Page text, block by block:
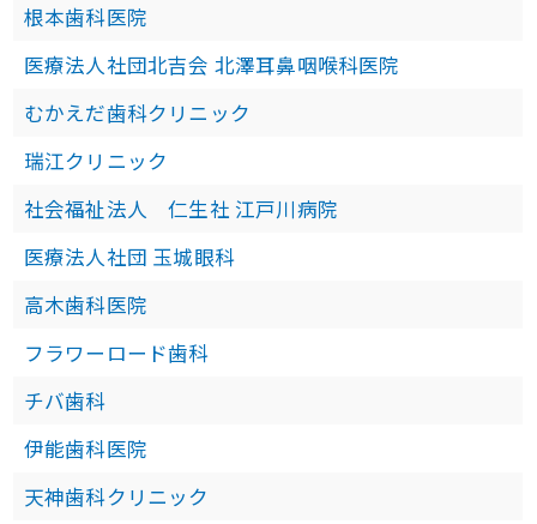
根本歯科医院
医療法人社団北吉会 北澤耳鼻咽喉科医院
むかえだ歯科クリニック
瑞江クリニック
社会福祉法人 仁生社 江戸川病院
医療法人社団 玉城眼科
高木歯科医院
フラワーロード歯科
チバ歯科
伊能歯科医院
天神歯科クリニック